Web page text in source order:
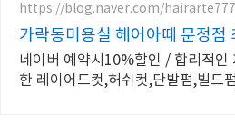
https://blog.naver.com/hairarte777
가락동미용실 헤어아떼 문정점
네이버 예약시10%할인 / 합리적인
한 레이어드컷,허쉬컷,단발펌,빌드